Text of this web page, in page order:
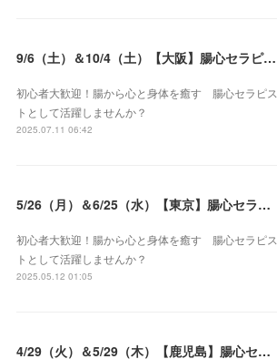
9/6（土）＆10/4（土）【大阪】腸心セラピスト養成コース《２日間コース》開講決定
初心者大歓迎！腸から心と身体を癒す 腸心セラピス
トとして活躍しませんか？
2025.07.11 06:42
5/26（月）＆6/25（水）【東京】腸心セラピスト養成コース《２日間コース》開講決定
初心者大歓迎！腸から心と身体を癒す 腸心セラピス
トとして活躍しませんか？
2025.05.12 01:05
4/29（火）＆5/29（木）【鹿児島】腸心セラピスト養成コース《２日間コース》開講決定